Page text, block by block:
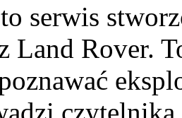
serwis
Land Rover.